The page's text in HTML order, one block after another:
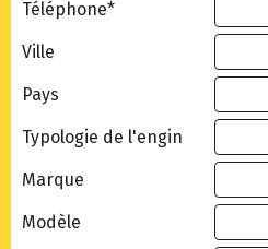
Téléphone*
Ville
Pays
Typologie de l'engin
Marque
Modèle